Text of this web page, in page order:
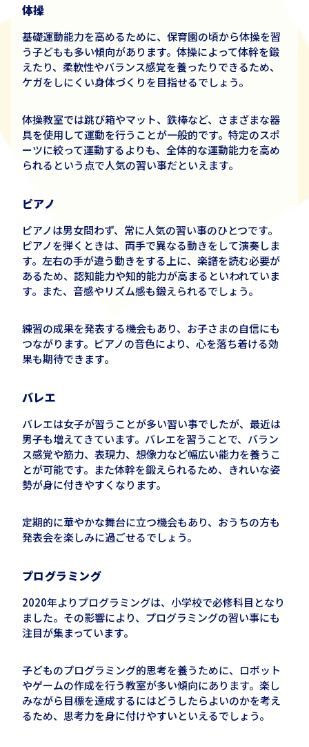
体操
基礎運動能力を高めるために、保育園の頃から体操を習
う子どもも多い傾向があります。体操によって体幹を鍛
えたり、柔軟性やバランス感覚を養ったりできるため、
ケガをしにくい身体づくりを目指せるでしょう。
体操教室では跳び箱やマット、鉄棒など、さまざまな器
具を使用して運動を行うことが一般的です。特定のスポ
ーツに絞って運動するよりも、全体的な運動能力を高め
られるという点で人気の習い事だといえます。
ピアノ
ピアノは男女問わず、常に人気の習い事のひとつです。
ピアノを弾くときは、 両手で異なる動きをして演奏しま
す。左右の手が違う動きをする上に、楽譜を読む必要が
あるため、認知能力や知的能力が高まるといわれていま
す。また、 音感やリズム感も鍛えられるでしょう。
練習の成果を発表する機会もあり、お子さまの自信にも
つながります。ピアノの音色により、心を落ち着ける効
果も期待できます。
バレエ
バレエは女子が習うことが多い習い事でしたが、 最近は
男子も増えてきています。バレエを習うことで、バラン
ス感覚や筋力、表現力、想像力など幅広い能力を養うこ
とが可能です。また体幹を鍛えられるため、きれいな姿
勢が身に付きやすくなります。
定期的に華やかな舞台に立つ機会もあり、おうちの方も
発表会を楽しみに過ごせるでしょう。
プログラミング
2020年よりプログラミングは、小学校で必修科目となり
ました。その影響により、プログラミングの習い事にも
注目が集まっています。
子どものプログラミング的思考を養うために、ロボット
やゲームの作成を行う教室が多い傾向にあります。楽し
みながら目標を達成するにはどうしたらよいのかを考え
るため、思考力を身に付けやすいといえるでしょう。